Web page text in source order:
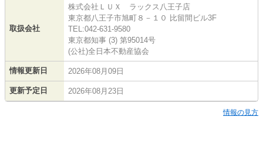
取扱会社
株式会社ＬＵＸ ラックス八王子店
東京都八王子市旭町８－１０ 比留間ビル3F
TEL:042-631-9580
東京都知事 (3) 第95014号
(公社)全日本不動産協会
情報更新日 2026年08月09日
更新予定日 2026年08月23日
情報の見方